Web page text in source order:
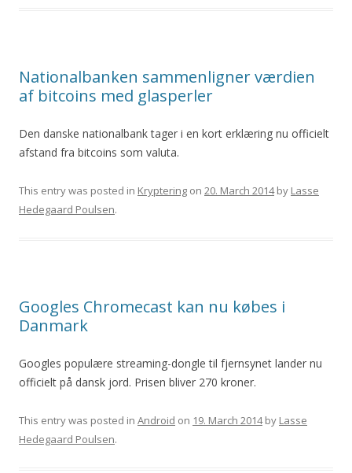
Nationalbanken sammenligner værdien
af bitcoins med glasperler
Den danske nationalbank tager i en kort erklæring nu officielt
afstand fra bitcoins som valuta.
This entry was posted in Kryptering on 20. March 2014by Lasse
Hedegaard Poulsen.
Googles Chromecast kan nu købes i
Danmark
Googles populære streaming-dongle til fjernsynet lander nu
officielt på dansk jord. Prisen bliver 270 kroner.
This entry was posted in Android on 19. March 2014by Lasse
Hedegaard Poulsen.